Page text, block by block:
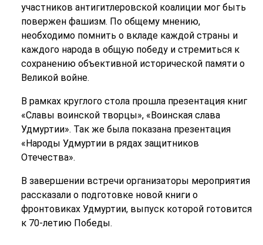
участников антигитлеровской коалиции мог быть
повержен фашизм. По общему мнению,
необходимо помнить о вкладе каждой страны и
каждого народа в общую победу и стремиться к
сохранению объективной исторической памяти о
Великой войне.
В рамках круглого стола прошла презентация книг
«Славы воинской творцы», «Воинская слава
Удмуртии». Так же была показана презентация
«Народы Удмуртии в рядах защитников
Отечества».
В завершении встречи организаторы мероприятия
рассказали о подготовке новой книги о
фронтовиках Удмуртии, выпуск которой готовится
к 70-летию Победы.